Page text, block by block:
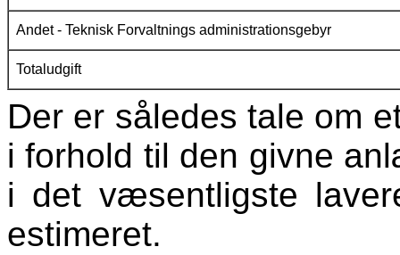
Andet - Teknisk Forvaltnings administrationsgebyr
Totaludgift
Der er således tale om
i forhold til den givne
i det væsentligste
estimeret.